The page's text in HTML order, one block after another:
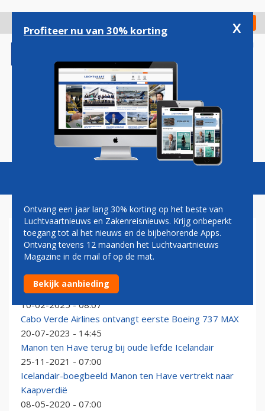
gaan
Check in
Magazine Podcasts Vacatures
CABO VERDE AIRLINES
Cabo Verde Airlines krijgt groen licht voor lease ATR
72's
10-02-2025 - 08:07
Cabo Verde Airlines ontvangt eerste Boeing 737 MAX
20-07-2023 - 14:45
Manon ten Have terug bij oude liefde Icelandair
25-11-2021 - 07:00
Icelandair-boegbeeld Manon ten Have vertrekt naar
Kaapverdië
08-05-2020 - 07:00
Profiteer nu van 30% korting x
Ontvang een jaar lang 30% korting op het beste van
Luchtvaartnieuws en Zakenreisnieuws. Krijg onbeperkt
toegang tot al het nieuws en de bijbehorende Apps.
Ontvang tevens 12 maanden het Luchtvaartnieuws
Magazine in de mail of op de mat.
Bekijk aanbieding